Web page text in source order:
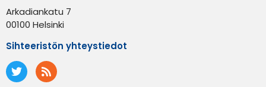
Arkadiankatu 7
00100 Helsinki
Sihteeristön yhteystiedot